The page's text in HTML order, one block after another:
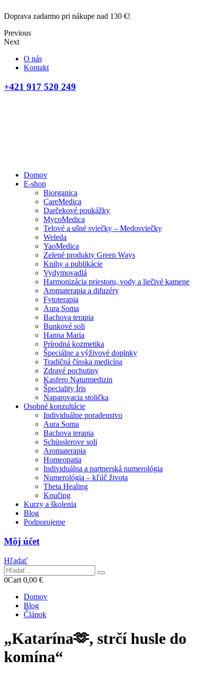
Doprava zadarmo pri nákupe nad 130 €!
Previous
Next
O nás
Kontakt
+421 917 520 249
Domov
E-shop
Biorganica
CareMedica
Darčekové poukážky
MycoMedica
Telové a ušné sviečky – Medosviečky
Weleda
YaoMedica
Zelené produkty Green Ways
Knihy a publikácie
Vydymovadlá
Harmonizácia priestoru, vody a liečivé kamene
Aromaterapia a difuzéry
Fytoterapia
Aura Soma
Bachova terapia
Bunkové soli
Hanna Maria
Prírodná kozmetika
Špeciálne a výživové doplnky
Tradičná čínska medicína
Zdravé pochutiny
Kasfero Naturmedizin
Špeciality Íris
Naparovacia stolička
Osobné konzultácie
Individuálne poradenstvo
Aura Soma
Bachova terapia
Schüsslerove soli
Aromaterapia
Homeopatia
Individuálna a partnerská numerológia
Numerológia – kľúč života
Theta Healing
Koučing
Kurzy a školenia
Blog
Podporujeme
Môj účet
Hľadať
0Cart 0,00 €
Domov
Blog
Článok
„Katarína🫶, strčí husle do
komína“